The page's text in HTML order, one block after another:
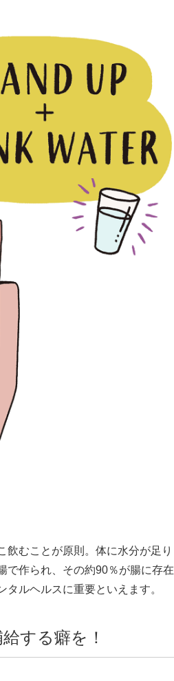
飲むことが原則。体に水分が足り
で作られ、その約90％が腸に存在
ルヘルスに重要といえます。
する癖を！